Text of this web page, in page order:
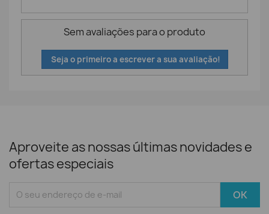
Sem avaliações para o produto
Seja o primeiro a escrever a sua avaliação!
Aproveite as nossas últimas novidades e
ofertas especiais